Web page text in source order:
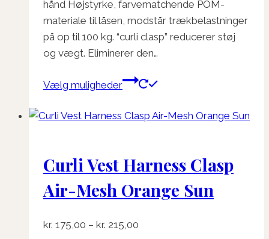
hånd Højstyrke, farvematchende POM-
materiale til låsen, modstår trækbelastninger
på op til 100 kg. “curli clasp” reducerer støj
og vægt. Eliminerer den…
Vælg muligheder
Dette
har
Mulighederne
kan
vælges
Curli Vest Harness Clasp
Air-Mesh Orange Sun
kr. 175,00 – kr. 215,00